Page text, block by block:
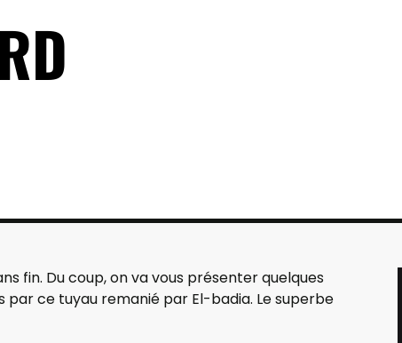
fin. Du coup, on va vous présenter quelques
par ce tuyau remanié par El-badia. Le superbe